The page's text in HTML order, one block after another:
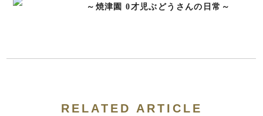
～焼津園 0才児ぶどうさんの日常～
RELATED ARTICLE